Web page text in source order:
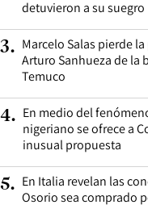
detuvieron a su suegro
3. Marcelo Salas pierde
Arturo Sanhueza de la
Temuco
4. En medio del
nigeriano se ofrece a
inusual propuesta
5. En Italia revelan las
Osorio sea comprado